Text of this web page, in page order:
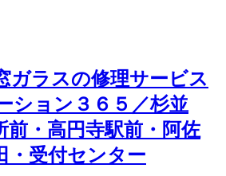
ガラスの修理サービス
ション３６５／杉並
前・高円寺駅前・阿佐
・受付センター